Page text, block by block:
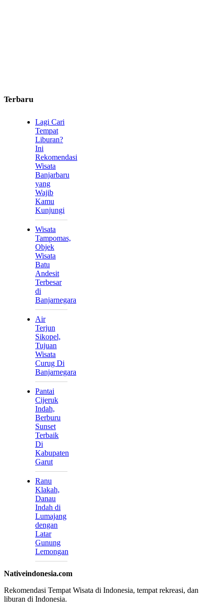
Terbaru
Lagi Cari
Tempat
Liburan?
Ini
Rekomendasi
Wisata
Banjarbaru
yang
Wajib
Kamu
Kunjungi
Wisata
Tampomas,
Objek
Wisata
Batu
Andesit
Terbesar
di
Banjarnegara
Air
Terjun
Sikopel,
Tujuan
Wisata
Curug Di
Banjarnegara
Pantai
Cijeruk
Indah,
Berburu
Sunset
Terbaik
Di
Kabupaten
Garut
Ranu
Klakah,
Danau
Indah di
Lumajang
dengan
Latar
Gunung
Lemongan
Nativeindonesia.com
Rekomendasi Tempat Wisata di Indonesia, tempat rekreasi, dan
liburan di Indonesia.